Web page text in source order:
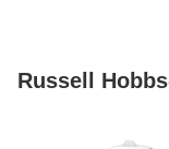
Russell